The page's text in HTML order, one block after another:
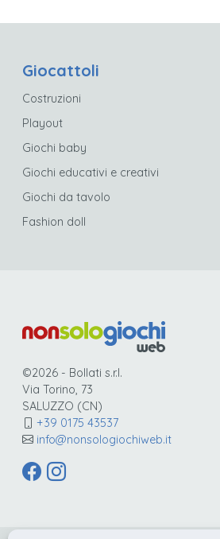
Giocattoli
Costruzioni
Playout
Giochi baby
Giochi educativi e creativi
Giochi da tavolo
Fashion doll
©2026 - Bollati s.r.l.
Via Torino, 73
SALUZZO (CN)
+39 0175 43537
info@nonsologiochiweb.it